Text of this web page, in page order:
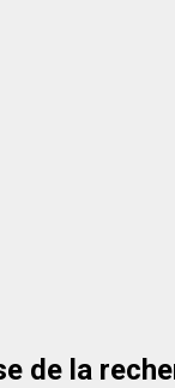
de la